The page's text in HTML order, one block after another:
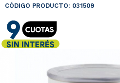
CÓDIGO PRODUCTO: 031509